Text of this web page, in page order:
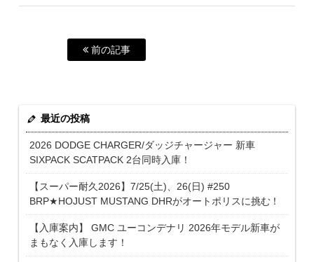
前の記事
最近の投稿
2026 DODGE CHARGER/ダッジチャージャー 新車
SIXPACK SCATPACK 2台同時入庫！
【スーパー耐久2026】7/25(土)、26(日) #250
BRP★HOJUST MUSTANG DHRがオートポリスに挑む！
【入庫案内】 GMC ユーコンデナリ 2026年モデル新車が
まもなく入庫します！